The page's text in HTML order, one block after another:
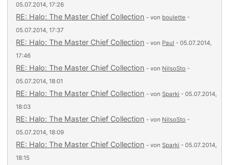
05.07.2014, 17:26
RE: Halo: The Master Chief Collection - von boulette -
05.07.2014, 17:37
RE: Halo: The Master Chief Collection - von Paul - 05.07.2014,
17:46
RE: Halo: The Master Chief Collection - von NilsoSto -
05.07.2014, 18:01
RE: Halo: The Master Chief Collection - vonSparki - 05.07.2014,
18:03
RE: Halo: The Master Chief Collection - von NilsoSto -
05.07.2014, 18:09
RE: Halo: The Master Chief Collection - vonSparki - 05.07.2014,
18:15